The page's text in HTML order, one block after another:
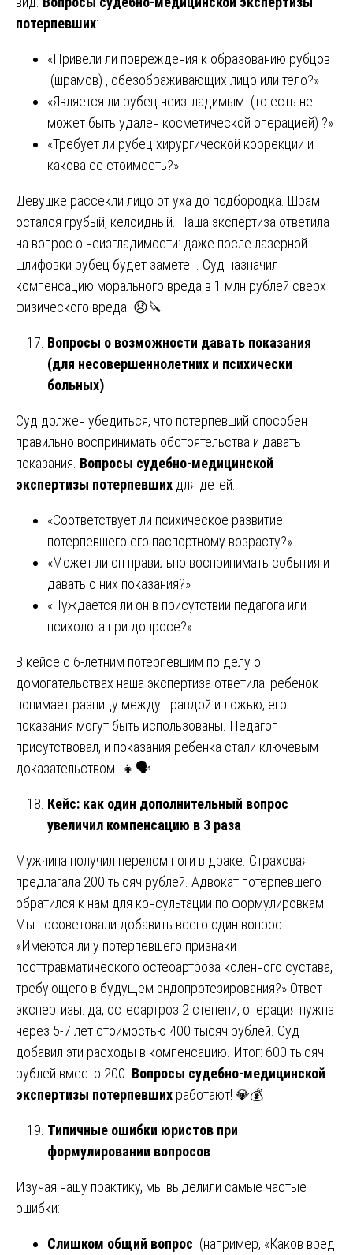
потерпевших:
«Привели ли повреждения к образованию рубцов
(шрамов) , обезображивающих лицо или тело?»
«Является ли рубец неизгладимым (то есть не
может быть удален косметической операцией) ?»
«Требует ли рубец хирургической коррекции и
какова ее стоимость?»
Девушке рассекли лицо от уха до подбородка. Шрам
остался грубый, келоидный. Наша экспертиза ответила
на вопрос о неизгладимости: даже после лазерной
шлифовки рубец будет заметен. Суд назначил
компенсацию морального вреда в 1 млн рублей сверх
физического вреда. 😞🔪
Вопросы о возможности давать показания
(для несовершеннолетних и психически
больных)
Суд должен убедиться, что потерпевший способен
правильно воспринимать обстоятельства и давать
показания. Вопросы судебно-медицинской
экспертизы потерпевших для детей:
«Соответствует ли психическое развитие
потерпевшего его паспортному возрасту?»
«Может ли он правильно воспринимать события и
давать о них показания?»
«Нуждается ли он в присутствии педагога или
психолога при допросе?»
В кейсе с 6-летним потерпевшим по делу о
домогательствах наша экспертиза ответила: ребенок
понимает разницу между правдой и ложью, его
показания могут быть использованы. Педагог
присутствовал, и показания ребенка стали ключевым
доказательством. 👧🗣️
Кейс: как один дополнительный вопрос
увеличил компенсацию в 3 раза
Мужчина получил перелом ноги в драке. Страховая
предлагала 200 тысяч рублей. Адвокат потерпевшего
обратился к нам для консультации по формулировкам.
Мы посоветовали добавить всего один вопрос:
«Имеются ли у потерпевшего признаки
посттравматического остеоартроза коленного сустава,
требующего в будущем эндопротезирования?» Ответ
экспертизы: да, остеоартроз 2 степени, операция нужна
через 5-7 лет стоимостью 400 тысяч рублей. Суд
добавил эти расходы в компенсацию. Итог: 600 тысяч
рублей вместо 200. Вопросы судебно-медицинской
экспертизы потерпевших работают! 💎💰
Типичные ошибки юристов при
формулировании вопросов
Изучая нашу практику, мы выделили самые частые
ошибки:
Слишком общий вопрос (например, «Каков вред